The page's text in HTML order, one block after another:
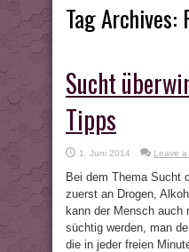
Tag Archives:
Sucht
Tipps
1. Juni 2014 Leave a
Bei dem Thema Sucht
zuerst an Drogen,
kann der Mensch auch
süchtig werden, man
die in jeder freien